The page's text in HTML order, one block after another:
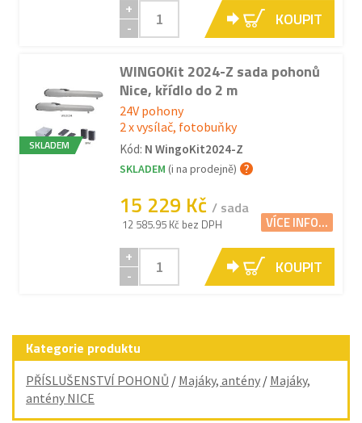
+
-
KOUPIT
SKLADEM
WINGOKit 2024-Z sada pohonů
Nice, křídlo do 2 m
24V pohony
2 x vysílač, fotobuňky
Kód: N WingoKit2024-Z
SKLADEM (i na prodejně)
15 229 Kč / sada
12 585.95 Kč bez DPH VÍCE INFO...
+
-
KOUPIT
Kategorie produktu
PŘÍSLUŠENSTVÍ POHONŮ / Majáky, antény / Majáky,
antény NICE